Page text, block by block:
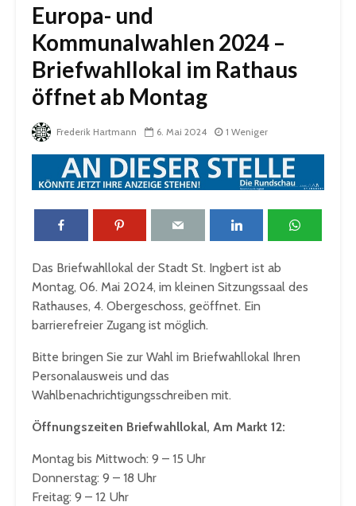
Europa- und
Kommunalwahlen 2024 –
Briefwahllokal im Rathaus
öffnet ab Montag
Frederik Hartmann 6. Mai 2024 1 Weniger
Das Briefwahllokal der Stadt St. Ingbert ist ab
Montag, 06. Mai 2024, im kleinen Sitzungssaal des
Rathauses, 4. Obergeschoss, geöffnet. Ein
barrierefreier Zugang ist möglich.
Bitte bringen Sie zur Wahl im Briefwahllokal Ihren
Personalausweis und das
Wahlbenachrichtigungsschreiben mit.
Öffnungszeiten Briefwahllokal, Am Markt 12:
Montag bis Mittwoch: 9 – 15 Uhr
Donnerstag: 9 – 18 Uhr
Freitag: 9 – 12 Uhr